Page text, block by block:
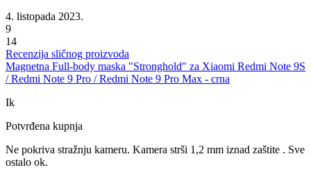
4. listopada 2023.
9
14
Recenzija sličnog proizvoda
Magnetna Full-body maska "Stronghold" za Xiaomi Redmi Note 9S
/ Redmi Note 9 Pro / Redmi Note 9 Pro Max - crna
Ik
Potvrđena kupnja
Ne pokriva stražnju kameru. Kamera strši 1,2 mm iznad zaštite . Sve
ostalo ok.